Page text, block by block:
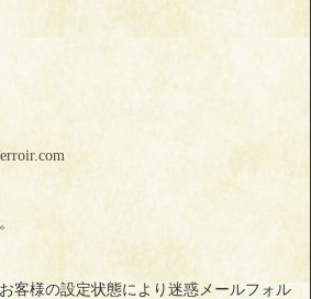
客様の設定状態により迷惑メールフォル